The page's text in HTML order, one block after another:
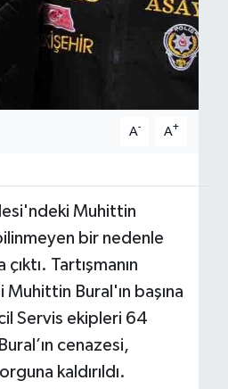
A- A+
Muhittin
bir nedenle
Tartışmanın
Bural'ın başına
Servis ekipleri 64
cenazesi,
kaldırıldı.